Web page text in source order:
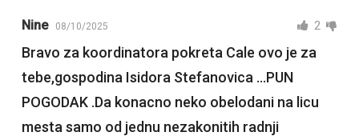
Nine 08/10/2025 2
Bravo za koordinatora pokreta Cale ovo je za
tebe,gospodina Isidora Stefanovica …PUN
POGODAK .Da konacno neko obelodani na licu
mesta samo od jednu nezakonitih radnji